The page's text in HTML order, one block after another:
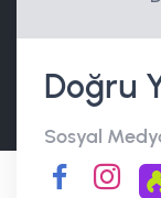
Doğru
Sosyal